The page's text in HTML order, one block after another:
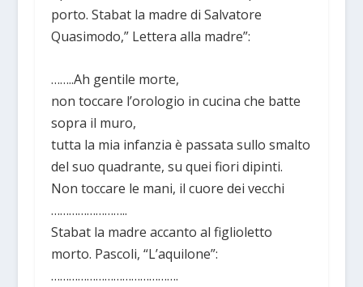
porto. Stabat la madre di Salvatore
Quasimodo,” Lettera alla madre”:
……..Ah gentile morte,
non toccare l’orologio in cucina che batte
sopra il muro,
tutta la mia infanzia è passata sullo smalto
del suo quadrante, su quei fiori dipinti.
Non toccare le mani, il cuore dei vecchi
……………………..
Stabat la madre accanto al figlioletto
morto. Pascoli, “L’aquilone”:
…………………………………….